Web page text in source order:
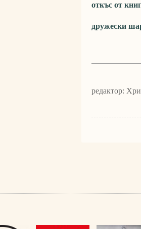
откъс от
дружески
редактор: